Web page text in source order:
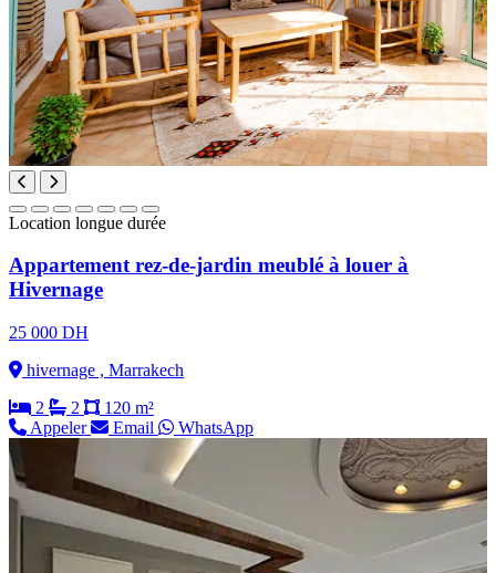
Location longue durée
Appartement rez-de-jardin meublé à louer à
Hivernage
25 000 DH
hivernage , Marrakech
2
2
120 m²
Appeler
Email WhatsApp